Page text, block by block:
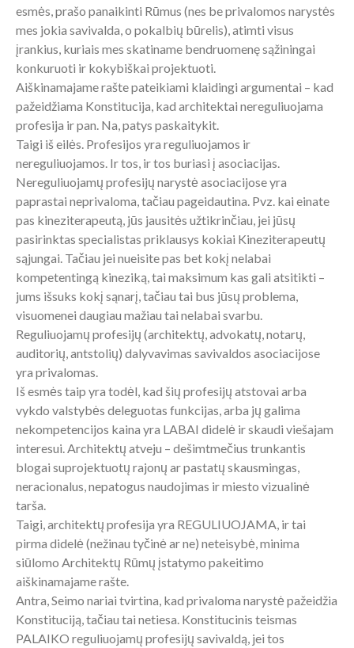
esmės, prašo panaikinti Rūmus (nes be privalomos narystės
mes jokia savivalda, o pokalbių būrelis), atimti visus
įrankius, kuriais mes skatiname bendruomenę sąžiningai
konkuruoti ir kokybiškai projektuoti.
Aiškinamajame rašte pateikiami klaidingi argumentai – kad
pažeidžiama Konstitucija, kad architektai nereguliuojama
profesija ir pan. Na, patys paskaitykit.
Taigi iš eilės. Profesijos yra reguliuojamos ir
nereguliuojamos. Ir tos, ir tos buriasi į asociacijas.
Nereguliuojamų profesijų narystė asociacijose yra
paprastai neprivaloma, tačiau pageidautina. Pvz. kai einate
pas kineziterapeutą, jūs jausitės užtikrinčiau, jei jūsų
pasirinktas specialistas priklausys kokiai Kineziterapeutų
sąjungai. Tačiau jei nueisite pas bet kokį nelabai
kompetentingą kineziką, tai maksimum kas gali atsitikti –
jums išsuks kokį sąnarį, tačiau tai bus jūsų problema,
visuomenei daugiau mažiau tai nelabai svarbu.
Reguliuojamų profesijų (architektų, advokatų, notarų,
auditorių, antstolių) dalyvavimas savivaldos asociacijose
yra privalomas.
Iš esmės taip yra todėl, kad šių profesijų atstovai arba
vykdo valstybės deleguotas funkcijas, arba jų galima
nekompetencijos kaina yra LABAI didelė ir skaudi viešajam
interesui. Architektų atveju – dešimtmečius trunkantis
blogai suprojektuotų rajonų ar pastatų skausmingas,
neracionalus, nepatogus naudojimas ir miesto vizualinė
tarša.
Taigi, architektų profesija yra REGULIUOJAMA, ir tai
pirma didelė (nežinau tyčinė ar ne) neteisybė, minima
siūlomo Architektų Rūmų įstatymo pakeitimo
aiškinamajame rašte.
Antra, Seimo nariai tvirtina, kad privaloma narystė pažeidžia
Konstituciją, tačiau tai netiesa. Konstitucinis teismas
PALAIKO reguliuojamų profesijų savivaldą, jei tos